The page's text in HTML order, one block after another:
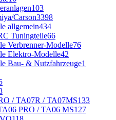
103
Carson3398
allgemein434
Tuningteile66
Verbrenner-Modelle76
Elektro-Modelle42
Bau- & Nutzfahrzeuge1
/ TA07R / TA07MS133
PRO / TA06 MS127